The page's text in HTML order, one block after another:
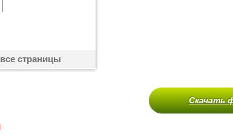
страницы
Скачать